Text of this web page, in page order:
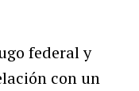
federal y
con un